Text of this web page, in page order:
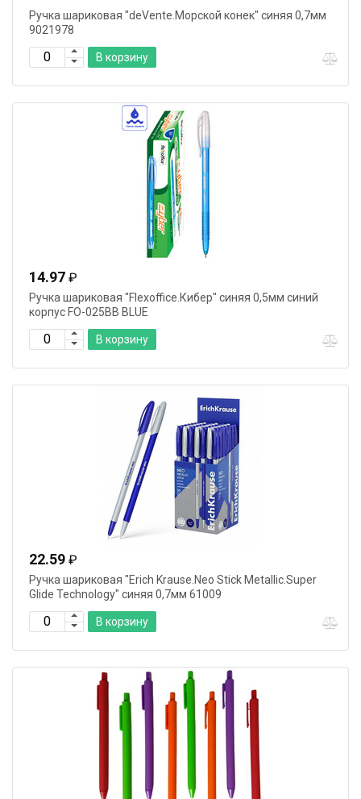
Ручка шариковая "deVente.Морской конек" синяя 0,7мм
9021978
В корзину
14.97 ₽
Ручка шариковая "Flexoffice.Кибер" синяя 0,5мм синий
корпус FO-025BB BLUE
В корзину
22.59 ₽
Ручка шариковая "Erich Krause.Neo Stick Metallic.Super
Glide Technology" синяя 0,7мм 61009
В корзину